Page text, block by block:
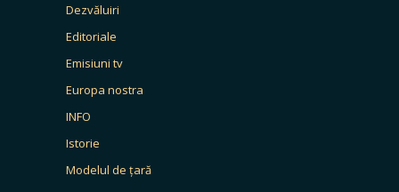
Dezvăluiri
Editoriale
Emisiuni tv
Europa nostra
INFO
Istorie
Modelul de țară